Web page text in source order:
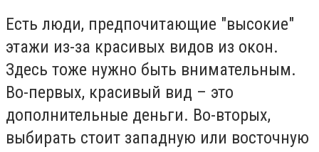
Есть люди, предпочитающие "высокие"
этажи из-за красивых видов из окон.
Здесь тоже нужно быть внимательным.
Во-первых, красивый вид – это
дополнительные деньги. Во-вторых,
выбирать стоит западную или восточную